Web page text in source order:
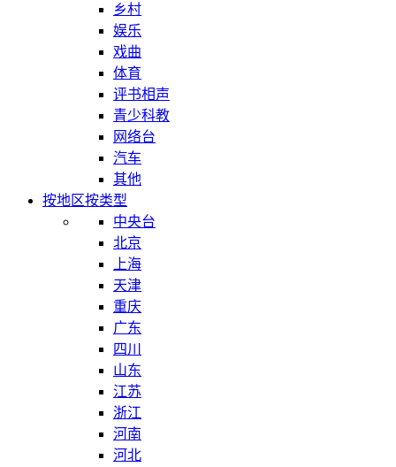
乡村
娱乐
戏曲
体育
评书相声
青少科教
网络台
汽车
其他
按地区按类型
中央台
北京
上海
天津
重庆
广东
四川
山东
江苏
浙江
河南
河北